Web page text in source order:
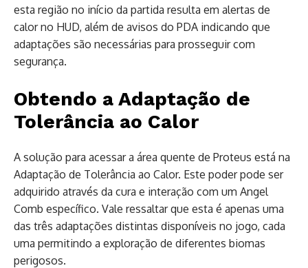
esta região no início da partida resulta em alertas de
calor no HUD, além de avisos do PDA indicando que
adaptações são necessárias para prosseguir com
segurança.
Obtendo a Adaptação de
Tolerância ao Calor
A solução para acessar a área quente de Proteus está na
Adaptação de Tolerância ao Calor. Este poder pode ser
adquirido através da cura e interação com um Angel
Comb específico. Vale ressaltar que esta é apenas uma
das três adaptações distintas disponíveis no jogo, cada
uma permitindo a exploração de diferentes biomas
perigosos.